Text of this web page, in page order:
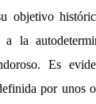
objetivo
la
Es
por unos